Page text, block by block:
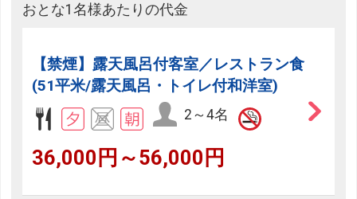
おとな1名様あたりの代金
【禁煙】露天風呂付客室／レストラン食
(51平米/露天風呂・トイレ付和洋室)
2～4名
36,000円～56,000円